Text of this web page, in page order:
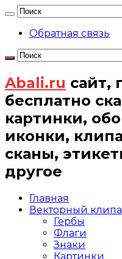
Обратная связь
Abali.ru сайт,
бесплатно
картинки,
иконки,
сканы,
другое
Главная
Векторный
Гербы
Флаги
Знаки
Картинки